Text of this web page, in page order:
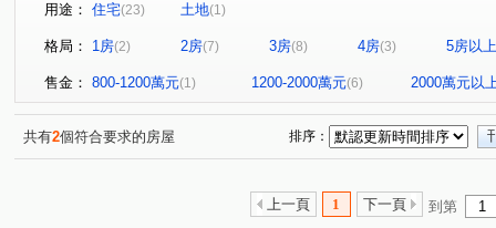
山林海大廈
天母優質公寓(1) 璞園上誠(1)
復興崗捷
後港街36號之2(1) 禾樂A+(1) 達麗天蒔
文化國宅B區
湖子路(1) 同德路(1) 芝玉路一段(1) 文林北路(2)
公
中央北路三段
水漾路二段(1) 尊賢街(2) 西安街一段
明水路(1) 石牌路二段(1) 中正東路二段(2) 東華街一段
用途： 住宅(23) 土地(1)
格局： 1房(2) 2房(7) 3房(8) 4房(3) 5房以上
售金： 800-1200萬元(1) 1200-2000萬元(6) 2000萬元以
共有2個符合要求的房屋 排序：
上一頁 1 下一頁 到第